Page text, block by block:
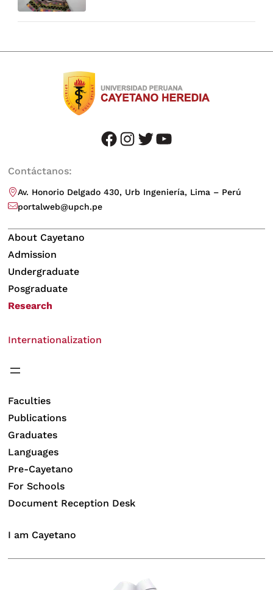
facebook instagram twitter youtube
Contáctanos:
Av. Honorio Delgado 430, Urb Ingeniería, Lima – Perú
portalweb@upch.pe
About Cayetano
Admission
Undergraduate
Posgraduate
Research
Internationalization
Faculties
Publications
Graduates
Languages
Pre-Cayetano
For Schools
Document Reception Desk
I am Cayetano